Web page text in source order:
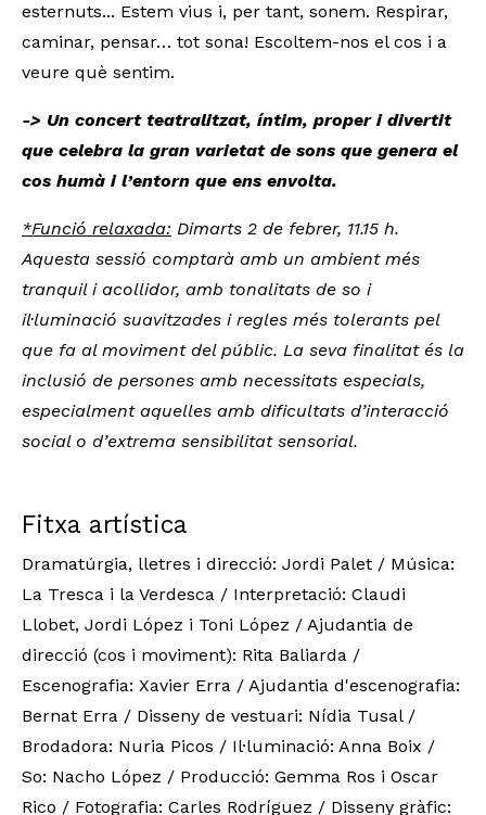
esternuts... Estem vius i, per tant, sonem. Respirar,
caminar, pensar… tot sona! Escoltem-nos el cos i a
veure què sentim.
-> Un concert teatralitzat, íntim, proper i divertit
que celebra la gran varietat de sons que genera el
cos humà i l’entorn que ens envolta.
*Funció relaxada: Dimarts 2 de febrer, 11.15 h.
Aquesta sessió comptarà amb un ambient més
tranquil i acollidor, amb tonalitats de so i
il·luminació suavitzades i regles més tolerants pel
que fa al moviment del públic. La seva finalitat és la
inclusió de persones amb necessitats especials,
especialment aquelles amb dificultats d’interacció
social o d’extrema sensibilitat sensorial.
Fitxa artística
Dramatúrgia, lletres i direcció: Jordi Palet / Música:
La Tresca i la Verdesca / Interpretació: Claudi
Llobet, Jordi López i Toni López / Ajudantia de
direcció (cos i moviment): Rita Baliarda /
Escenografia: Xavier Erra / Ajudantia d'escenografia:
Bernat Erra / Disseny de vestuari: Nídia Tusal /
Brodadora: Nuria Picos / Il·luminació: Anna Boix /
So: Nacho López / Producció: Gemma Ros i Oscar
Rico / Fotografia: Carles Rodríguez / Disseny gràfic: